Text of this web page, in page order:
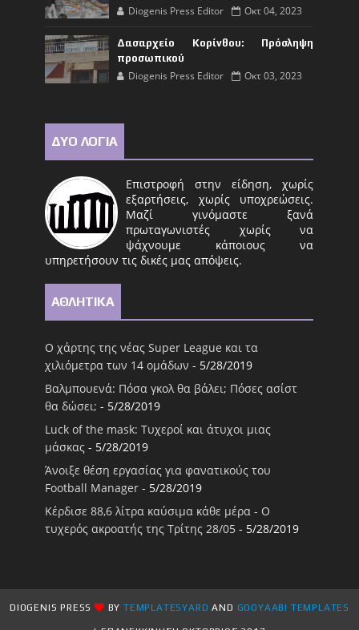
Diogenis Press Editor Οκτ 04, 2023
Δασαρχείο Κορίνθου: Πρόσληψη
προσωπικού
Diogenis Press Editor Οκτ 03, 2023
ΔΥΟ ΛΟΓΙΑ
Επιστροφή στην είδηση, χωρίς
εξαρτήσεις, χωρίς υποχρεώσεις.
Μαζί γινόμαστε ξανά
πρωταγωνιστές χωρίς να
ψάχνουμε κάποιους να
υπηρετήσουν τις δικές μας απόψεις.
ΑΘΛΗΤΙΚΑ
Ο χάρτης της νέας Super League και τα
χιλιόμετρα των 14 ομάδων - 5/28/2019
Βαλμπουενά: Πόσα γκολ θα βάλει; Πόσες ασίστ
θα δώσει; - 5/28/2019
Luck of the mask: Τυχεροί και άτυχοι μιας
μάσκας - 5/28/2019
Άνοιξε θέση εργασίας για φανατικούς του
Football Μanager - 5/28/2019
Κέρδισε 88,6 λίτρα καύσιμα κάθε μέρα - Ο
τυχερός ακροατής της Τρίτης 28/05 - 5/28/2019
DIOGENIS PRESS BYTEMPLATESYARD AND GOOYAABI TEMPLATES